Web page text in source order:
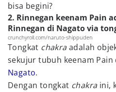
bisa begini?
2. Rinnegan keenam Pain
Rinnegan di Nagato via
crunchyroll.com/naruto-shippuden
Tongkat chakraadalah
sekujur tubuh keenam
Nagato.
Dengan tongkat chakra ini,